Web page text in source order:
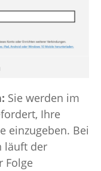
Sie werden im
Ihre
einzugeben. Bei
läuft der
Folge